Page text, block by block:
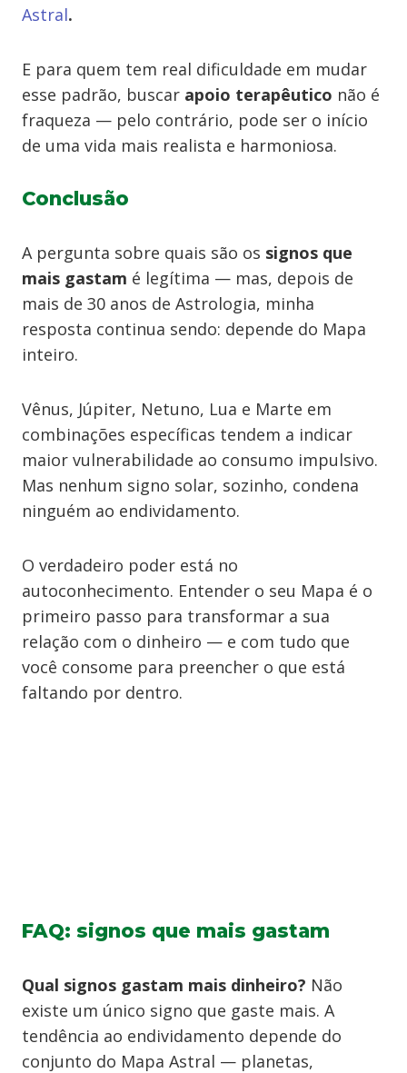
Astral.
E para quem tem real dificuldade em mudar
esse padrão, buscar apoio terapêutico não é
fraqueza — pelo contrário, pode ser o início
de uma vida mais realista e harmoniosa.
Conclusão
A pergunta sobre quais são os signos que
mais gastam é legítima — mas, depois de
mais de 30 anos de Astrologia, minha
resposta continua sendo: depende do Mapa
inteiro.
Vênus, Júpiter, Netuno, Lua e Marte em
combinações específicas tendem a indicar
maior vulnerabilidade ao consumo impulsivo.
Mas nenhum signo solar, sozinho, condena
ninguém ao endividamento.
O verdadeiro poder está no
autoconhecimento. Entender o seu Mapa é o
primeiro passo para transformar a sua
relação com o dinheiro — e com tudo que
você consome para preencher o que está
faltando por dentro.
FAQ: signos que mais gastam
Qual signos gastam mais dinheiro? Não
existe um único signo que gaste mais. A
tendência ao endividamento depende do
conjunto do Mapa Astral — planetas,